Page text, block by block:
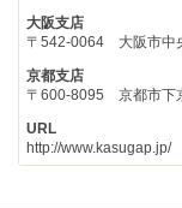
大阪支店
〒542-0064 大阪市中
京都支店
〒600-8095 京都市下
URL
http://www.kasugap.jp/